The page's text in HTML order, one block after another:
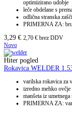
optimizirano udobje
leče obdelane s
odlična stranska
PRIMERNA ZA:
3,29 € 2,70 € brez DDV
Novo
Hiter pogled
Rokavica WELDER
varilska rokavica
izredno mehko ovčje
manšeta iz umetnega
PRIMERNA ZA: